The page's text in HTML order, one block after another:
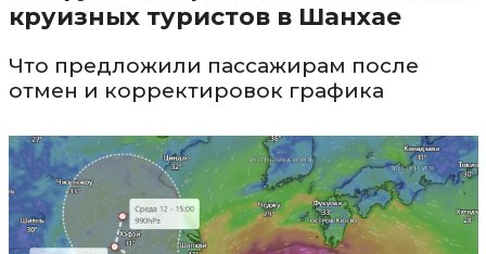
круизных туристов в Шанхае
Что предложили пассажирам после
отмен и корректировок графика